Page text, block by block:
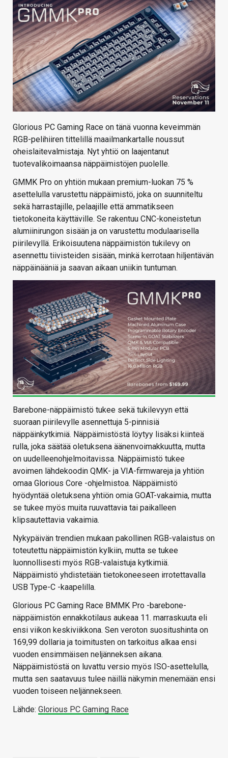
HAKU
Glorious PC Gaming Race on tänä vuonna keveimmän
RGB-pelihiiren tittelillä maailmankartalle noussut
oheislaitevalmistaja. Nyt yhtiö on laajentanut
tuotevalikoimaansa näppäimistöjen puolelle.
GMMK Pro on yhtiön mukaan premium-luokan 75 %
asettelulla varustettu näppäimistö, joka on suunniteltu
sekä harrastajille, pelaajille että ammatikseen
tietokoneita käyttäville. Se rakentuu CNC-koneistetun
alumiinirungon sisään ja on varustettu modulaarisella
piirilevyllä. Erikoisuutena näppäimistön tukilevy on
asennettu tiivisteiden sisään, minkä kerrotaan hiljentävän
näppäinääniä ja saavan aikaan uniikin tuntuman.
Barebone-näppäimistö tukee sekä tukilevyyn että
suoraan piirilevylle asennettuja 5-pinnisiä
näppäinkytkimiä. Näppäimistöstä löytyy lisäksi kiinteä
rulla, joka säätää oletuksena äänenvoimakkuutta, mutta
on uudelleenohjelmoitavissa. Näppäimistö tukee
avoimen lähdekoodin QMK- ja VIA-firmwareja ja yhtiön
omaa Glorious Core -ohjelmistoa. Näppäimistö
hyödyntää oletuksena yhtiön omia GOAT-vakaimia, mutta
se tukee myös muita ruuvattavia tai paikalleen
klipsautettavia vakaimia.
Nykypäivän trendien mukaan pakollinen RGB-valaistus on
toteutettu näppäimistön kylkiin, mutta se tukee
luonnollisesti myös RGB-valaistuja kytkimiä.
Näppäimistö yhdistetään tietokoneeseen irrotettavalla
USB Type-C -kaapelilla.
Glorious PC Gaming Race BMMK Pro -barebone-
näppäimistön ennakkotilaus aukeaa 11. marraskuuta eli
ensi viikon keskiviikkona. Sen veroton suositushinta on
169,99 dollaria ja toimitusten on tarkoitus alkaa ensi
vuoden ensimmäisen neljänneksen aikana.
Näppäimistöstä on luvattu versio myös ISO-asettelulla,
mutta sen saatavuus tulee näillä näkymin menemään ensi
vuoden toiseen neljännekseen.
Lähde: Glorious PC Gaming Race